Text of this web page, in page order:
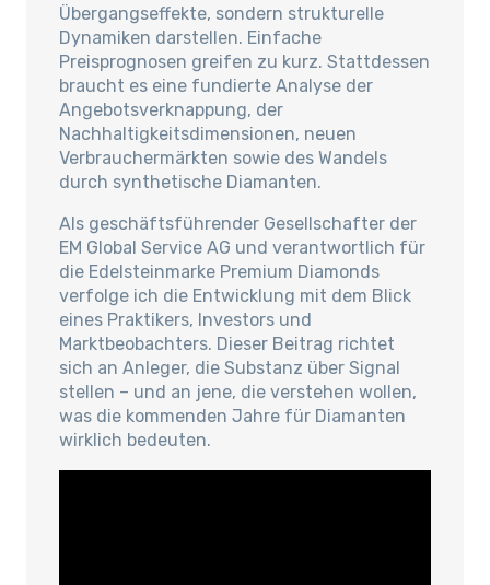
Übergangseffekte, sondern strukturelle
Dynamiken darstellen. Einfache
Preisprognosen greifen zu kurz. Stattdessen
braucht es eine fundierte Analyse der
Angebotsverknappung, der
Nachhaltigkeitsdimensionen, neuen
Verbrauchermärkten sowie des Wandels
durch synthetische Diamanten.
Als geschäftsführender Gesellschafter der
EM Global Service AG und verantwortlich für
die Edelsteinmarke Premium Diamonds
verfolge ich die Entwicklung mit dem Blick
eines Praktikers, Investors und
Marktbeobachters. Dieser Beitrag richtet
sich an Anleger, die Substanz über Signal
stellen – und an jene, die verstehen wollen,
was die kommenden Jahre für Diamanten
wirklich bedeuten.